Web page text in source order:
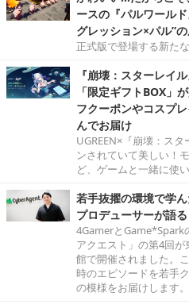
ースの『パルワール
グレッション×パル”
正式版で登場する新た
『崩壊：スターレイ
「限定ギフトBOX」
フクーポンやコスプ
んでお届け
UGREEN×『崩壊：ス
ンされていて美しい！
ど、ゲームと一緒に使
若手抜擢の環境で学
プロデューサーが語
4GamerとGame*Spark
アクエスト」の第4回
館で開催されました。
時のエピソードを若手
の模様をお届けします。